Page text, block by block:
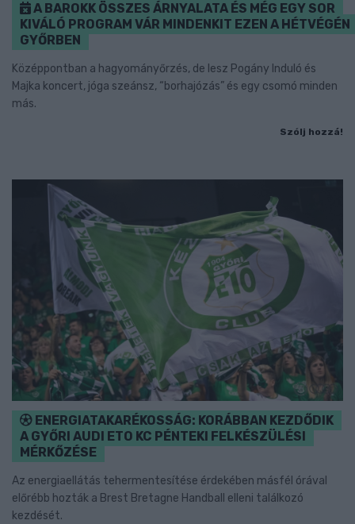
A BAROKK ÖSSZES ÁRNYALATA ÉS MÉG EGY SOR
KIVÁLÓ PROGRAM VÁR MINDENKIT EZEN A HÉTVÉGÉN
GYŐRBEN
Középpontban a hagyományőrzés, de lesz Pogány Induló és
Majka koncert, jóga szeánsz, “borhajózás” és egy csomó minden
más.
Szólj hozzá!
ENERGIATAKARÉKOSSÁG: KORÁBBAN KEZDŐDIK
A GYŐRI AUDI ETO KC PÉNTEKI FELKÉSZÜLÉSI
MÉRKŐZÉSE
Az energiaellátás tehermentesítése érdekében másfél órával
előrébb hozták a Brest Bretagne Handball elleni találkozó
kezdését.